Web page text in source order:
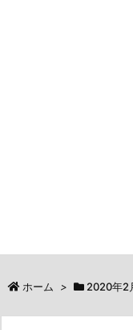
ホーム > 2020年2